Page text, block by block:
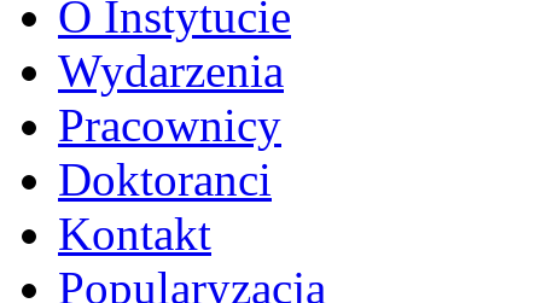
O Instytucie
Wydarzenia
Pracownicy
Doktoranci
Kontakt
Popularyzacja